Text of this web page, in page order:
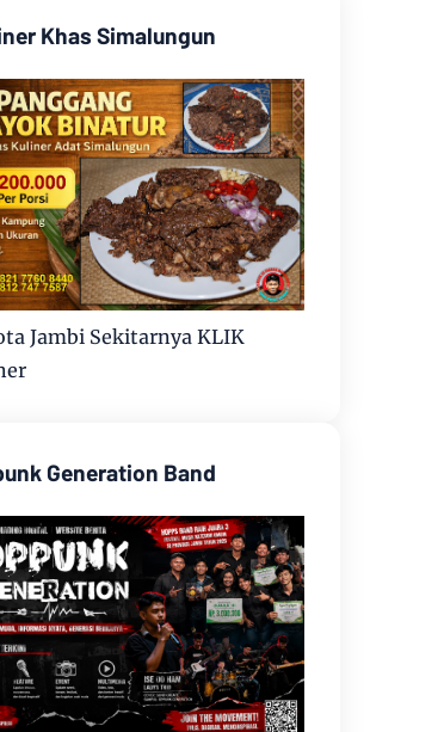
Khas Simalungun
Jambi Sekitarnya KLIK
Generation Band